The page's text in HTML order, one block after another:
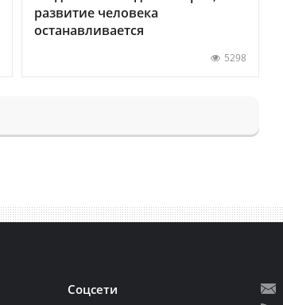
развитие человека
останавливается
5298
Соцсети